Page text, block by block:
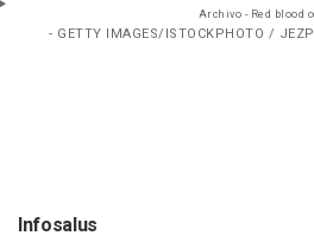
Archivo - Red blood
- GETTY IMAGES/ISTOCKPHOTO /
Infosalus